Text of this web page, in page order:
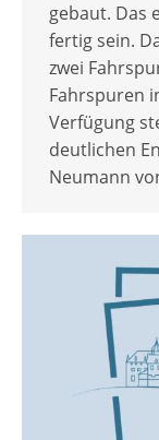
gebaut. Das
fertig sein.
zwei
Fahrspuren
Verfügung
deutlichen
Neumann